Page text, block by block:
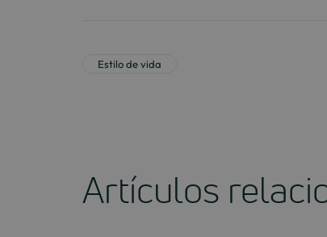
Estilo de vida
Artículos